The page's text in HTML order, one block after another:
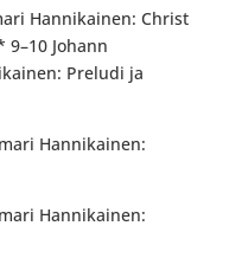
Hannikainen: Christ
9–10 Johann
Preludi ja
Hannikainen:
Hannikainen: